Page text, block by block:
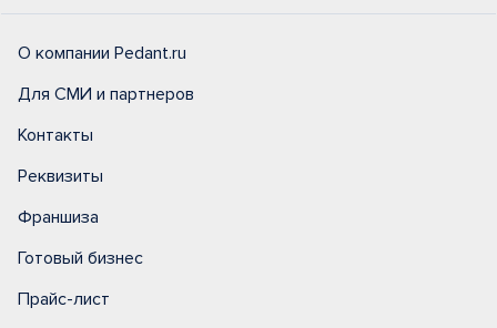
О компании Pedant.ru
Для СМИ и партнеров
Контакты
Реквизиты
Франшиза
Готовый бизнес
Прайс-лист